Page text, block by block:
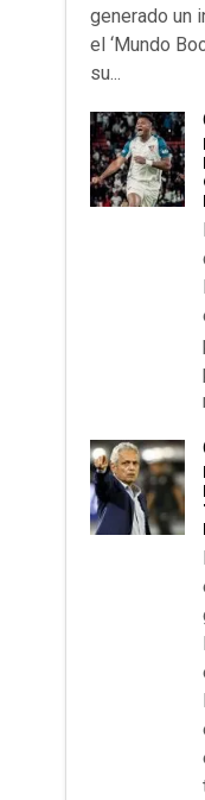
generado un
el ‘Mundo
su...